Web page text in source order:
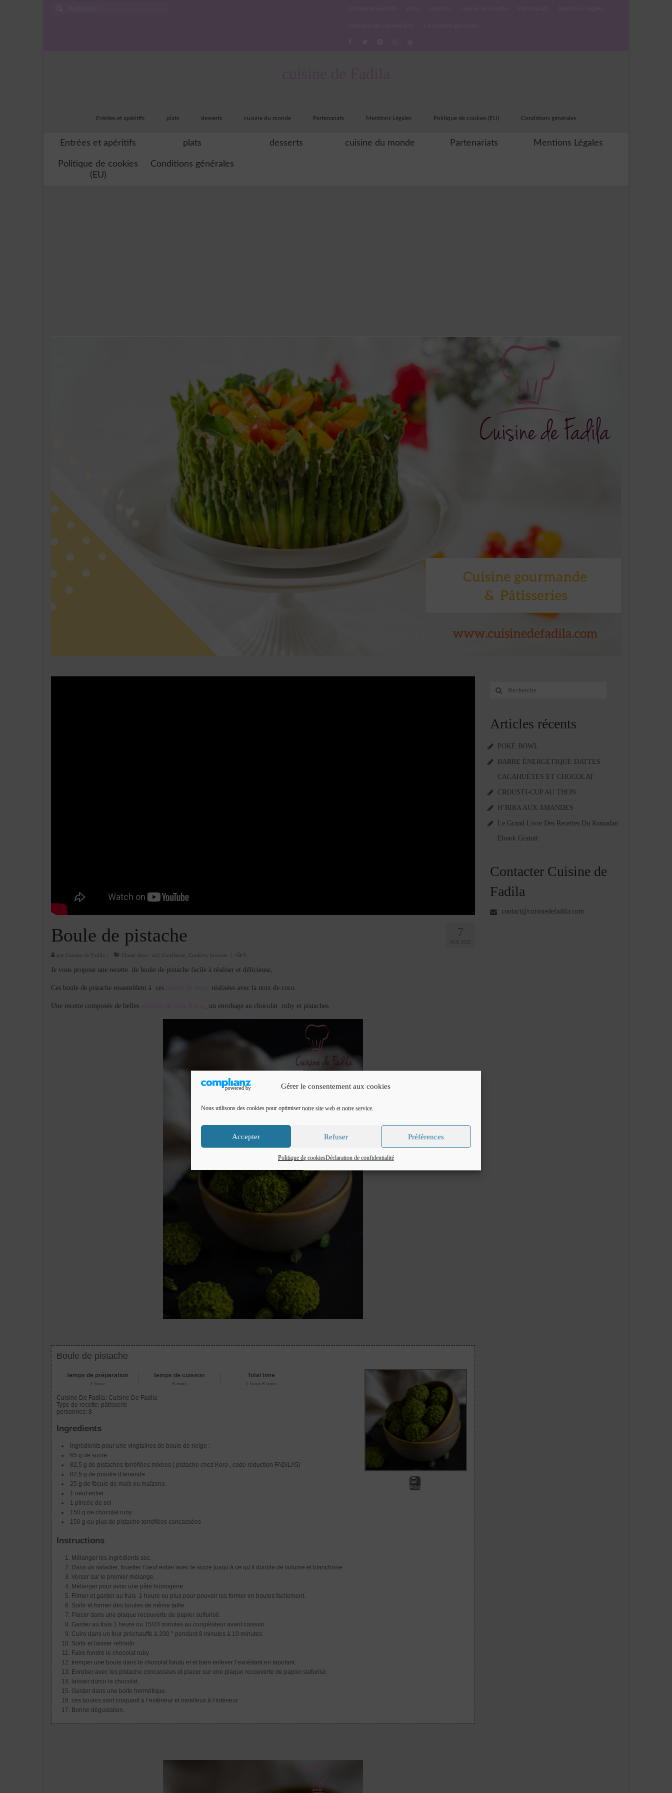
Gérer le consentement aux cookies
Nous utilisons des cookies pour optimiser notre site web et notre service.
Accepter Refuser Préférences
Politique de cookiesDéclaration de confidentialité
Entrées et apéritifs plats desserts cuisine du monde Partenariats Mentions Légales Politique de cookies (EU) Conditions générales
Entrées et apéritifs plats desserts cuisine du monde Partenariats Mentions Légales
Politique de cookies
(EU)
Conditions générales
7
MAI 2021
Boule de pistache
par Cuisine de Fadila Classé dans : aid Confiserie Cookies, biscuits 0
Je vous propose une recette de boule de pistache facile à réaliser et délicieuse,
Ces boule de pistache ressemblent à ces réalisées avec la noix de coco.
Une recette composée de belles , un enrobage au chocolat ruby et pistaches.
Boule de pistache
Print
temps de préparation
1 hour
temps de cuisson
8 mins
Total time
1 hour 8 mins
Cuisine De Fadila: Cuisine De Fadila
Type de recette: pâtisserie
personnes: 8
Ingredients
Ingrédients pour une vingtaines de boule de neige :
65 g de sucre
82,5 g de pistaches torréfiées mixées ( pistache chez Koro , code réduction FADILA5)
82,5 g de poudre d'amande
25 g de fécule de maïs ou maïzena
1 oeuf entier
1 pincée de sel
150 g de chocolat ruby
150 g ou plus de pistache torréfiées concassées
Instructions
Mélanger les ingrédients sec.
Dans un saladier, fouetter l’oeuf entier avec le sucre jusqu’à ce qu’il double de volume et blanchisse.
Verser sur le premier mélange.
Mélanger pour avoir une pâte homogène.
Filmer et garder au frais 1 heure ou plus pour pouvoir les former en boules facilement.
Sortir et former des boules de même taille.
Placer dans une plaque recouverte de papier sulfurisé.
Garder au frais 1 heure ou 15/20 minutes au congélateur avant cuisson.
Cuire dans un four préchauffé à 200 ° pendant 8 minutes à 10 minutes.
Sortir et laisser refroidir
Faire fondre le chocolat ruby .
tremper une boule dans le chocolat fondu et et bien enlever l’excédant en tapotant.
Enrober avec les pistache concassées et placer sur une plaque recouverte de papier sulfurisé.
laisser durcir le chocolat.
Garder dans une boite hermétique.
ces boules sont croquant à l’extérieur et moelleux à l’intérieur .
Bonne dégustation..
Rechercher
Articles récents
POKE BOWL
BARRE ÉNERGÉTIQUE DATTES
CACAHUÈTES ET CHOCOLAT
CROUSTI-CUP AU THON
H’RIRA AUX AMANDES
Le Grand Livre Des Recettes Du Ramadan
Ebook Gratuit
Contacter Cuisine de
Fadila
contact@cuisinedefadila.com